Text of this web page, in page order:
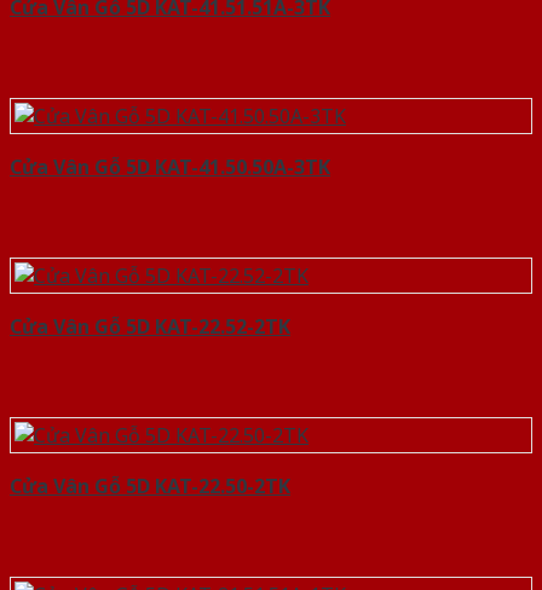
Cửa Vân Gỗ 5D KAT-41.51.51A-3TK
Cửa Vân Gỗ 5D KAT-41.50.50A-3TK
Cửa Vân Gỗ 5D KAT-22.52-2TK
Cửa Vân Gỗ 5D KAT-22.50-2TK